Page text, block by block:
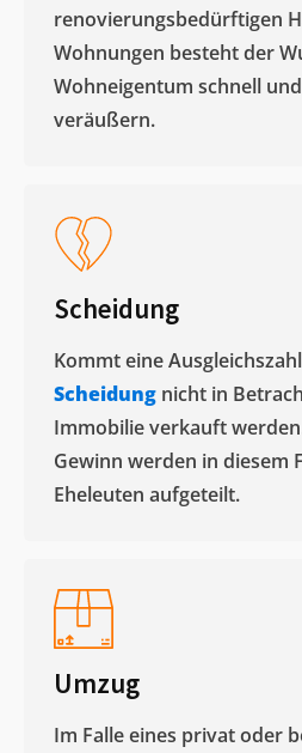
renovierungsbedürftigen
Wohnungen besteht der
Wohneigentum schnell
veräußern. ​
Scheidung
Kommt eine
Scheidung nicht in
Immobilie verkauft
Gewinn werden in diesem
Eheleuten aufgeteilt.​
Umzug
Im Falle eines privat oder